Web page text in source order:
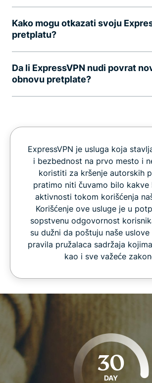
Kako mogu otkazati svoju
pretplatu?
Da li ExpressVPN nudi povrat
obnovu pretplate?
ExpressVPN je usluga koja
i bezbednost na prvo mesto i
koristiti za kršenje autorskih
pratimo niti čuvamo bilo kakve
aktivnosti tokom korišćenja
Korišćenje ove usluge je u
sopstvenu odgovornost
su dužni da poštuju naše uslove
pravila pružalaca sadržaja
kao i sve važeće
30
DAY